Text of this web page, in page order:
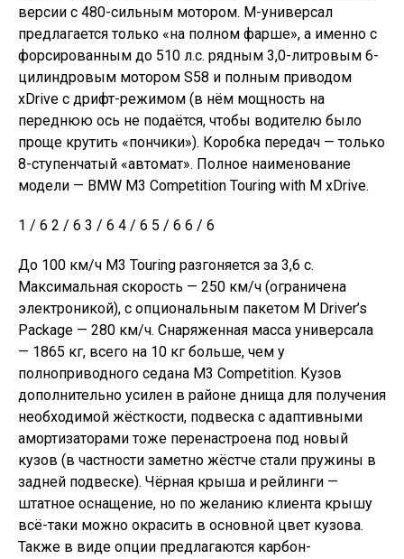
версии с 480-сильным мотором. М-универсал
предлагается только «на полном фарше», а именно с
форсированным до 510 л.с. рядным 3,0-литровым 6-
цилиндровым мотором S58 и полным приводом
хDrive с дрифт-режимом (в нём мощность на
переднюю ось не подаётся, чтобы водителю было
проще крутить «пончики»). Коробка передач — только
8-ступенчатый «автомат». Полное наименование
модели — BMW M3 Competition Touring with M xDrive.
1 / 6 2 / 6 3 / 6 4 / 6 5 / 6 6 / 6
До 100 км/ч M3 Touring разгоняется за 3,6 с.
Максимальная скорость — 250 км/ч (ограничена
электроникой), с опциональным пакетом M Driver’s
Package — 280 км/ч. Снаряженная масса универсала
— 1865 кг, всего на 10 кг больше, чем у
полноприводного седана M3 Competition. Кузов
дополнительно усилен в районе днища для получения
необходимой жёсткости, подвеска с адаптивными
амортизаторами тоже перенастроена под новый
кузов (в частности заметно жёстче стали пружины в
задней подвеске). Чёрная крыша и рейлинги —
штатное оснащение, но по желанию клиента крышу
всё-таки можно окрасить в основной цвет кузова.
Также в виде опции предлагаются карбон-